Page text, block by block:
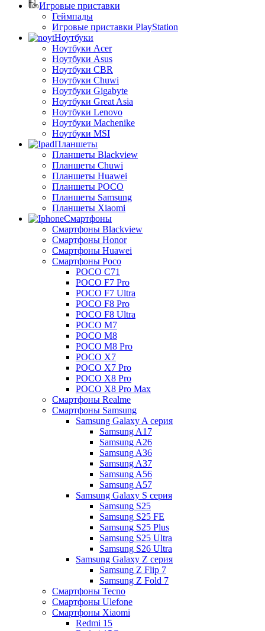
Игровые приставки
Геймпады
Игровые приставки PlayStation
Ноутбуки
Ноутбуки Acer
Ноутбуки Asus
Ноутбуки CBR
Ноутбуки Chuwi
Ноутбуки Gigabyte
Ноутбуки Great Asia
Ноутбуки Lenovo
Ноутбуки Machenike
Ноутбуки MSI
Планшеты
Планшеты Blackview
Планшеты Chuwi
Планшеты Huawei
Планшеты POCO
Планшеты Samsung
Планшеты Xiaomi
Смартфоны
Смартфоны Blackview
Смартфоны Honor
Смартфоны Huawei
Смартфоны Poco
POCO C71
POCO F7 Pro
POCO F7 Ultra
POCO F8 Pro
POCO F8 Ultra
POCO M7
POCO M8
POCO M8 Pro
POCO X7
POCO X7 Pro
POCO X8 Pro
POCO X8 Pro Max
Смартфоны Realme
Смартфоны Samsung
Samsung Galaxy A серия
Samsung A17
Samsung A26
Samsung A36
Samsung A37
Samsung A56
Samsung A57
Samsung Galaxy S серия
Samsung S25
Samsung S25 FE
Samsung S25 Plus
Samsung S25 Ultra
Samsung S26 Ultra
Samsung Galaxy Z серия
Samsung Z Flip 7
Samsung Z Fold 7
Смартфоны Tecno
Смартфоны Ulefone
Смартфоны Xiaomi
Redmi 15